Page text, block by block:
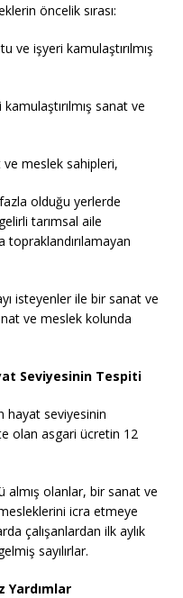
öncelik sırası:
ve işyeri kamulaştırılmış
sanat ve
meslek sahipleri,
olduğu yerlerde
tarımsal aile
topraklandırılamayan
isteyenler ile bir sanat ve
ve meslek kolunda
Seviyesinin Tespiti
hayat seviyesinin
olan asgari ücretin 12
almış olanlar, bir sanat ve
icra etmeye
çalışanlardan ilk aylık
sayılırlar.
Yardımlar